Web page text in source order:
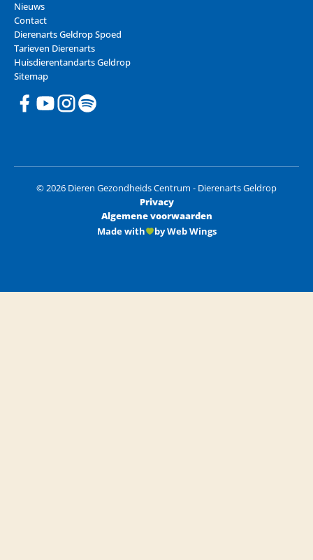
Nieuws
Contact
Dierenarts Geldrop Spoed
Tarieven Dierenarts
Huisdierentandarts Geldrop
Sitemap
© 2026 Dieren Gezondheids Centrum - Dierenarts Geldrop
Privacy
Algemene voorwaarden
Made with
by Web Wings